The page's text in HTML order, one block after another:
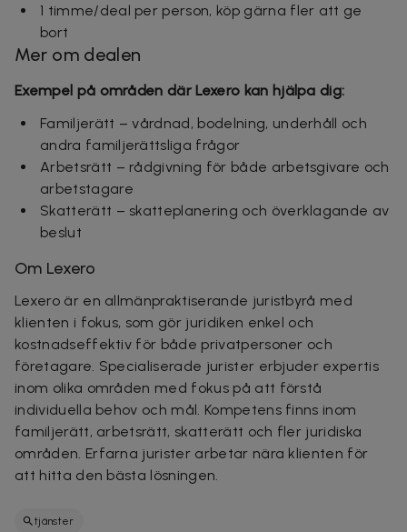
1 timme/deal per person, köp gärna fler att ge
bort
Mer om dealen
Exempel på områden där Lexero kan hjälpa dig:
Familjerätt – vårdnad, bodelning, underhåll och
andra familjerättsliga frågor
Arbetsrätt – rådgivning för både arbetsgivare och
arbetstagare
Skatterätt – skatteplanering och överklagande av
beslut
Om Lexero
Lexero är en allmänpraktiserande juristbyrå med
klienten i fokus, som gör juridiken enkel och
kostnadseffektiv för både privatpersoner och
företagare. Specialiserade jurister erbjuder expertis
inom olika områden med fokus på att förstå
individuella behov och mål. Kompetens finns inom
familjerätt, arbetsrätt, skatterätt och fler juridiska
områden. Erfarna jurister arbetar nära klienten för
att hitta den bästa lösningen.
tjänster